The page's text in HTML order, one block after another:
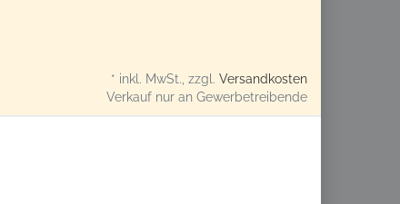
* inkl. MwSt., zzgl. Versandkosten
Verkauf nur an Gewerbetreibende